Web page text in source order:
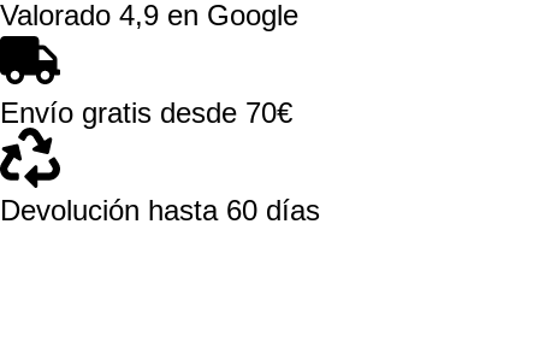
Valorado 4,9 en Google
Envío gratis desde 70€
Devolución hasta 60 días